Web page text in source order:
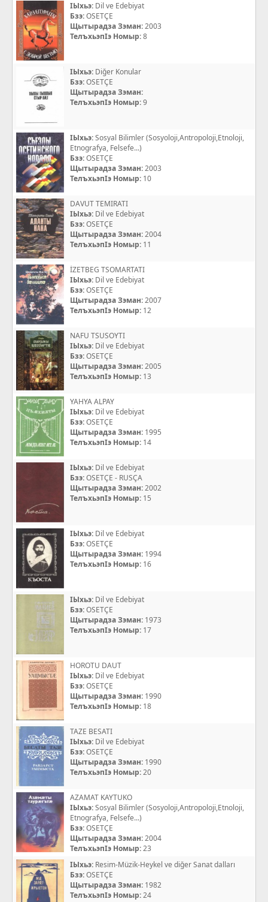
IЫхьэ: Dil ve Edebiyat
Бзэ:OSETÇE
Щытырадза Зэман:2003
ТелъхьэпIэ Номыр:8
IЫхьэ: Diğer Konular
Бзэ:OSETÇE
Щытырадза Зэман:
ТелъхьэпIэ Номыр:9
IЫхьэ:Sosyal Bilimler (Sosyoloji,Antropoloji,Etnoloji,
Etnografya, Felsefe...)
Бзэ:OSETÇE
Щытырадза Зэман:2003
ТелъхьэпIэ Номыр: 10
DAVUT TEMIRATI
IЫхьэ: Dil ve Edebiyat
Бзэ:OSETÇE
Щытырадза Зэман:2004
ТелъхьэпIэ Номыр: 11
İZETBEG TSOMARTATI
IЫхьэ: Dil ve Edebiyat
Бзэ:OSETÇE
Щытырадза Зэман:2007
ТелъхьэпIэ Номыр: 12
NAFU TSUSOYTI
IЫхьэ: Dil ve Edebiyat
Бзэ:OSETÇE
Щытырадза Зэман:2005
ТелъхьэпIэ Номыр: 13
YAHYA ALPAY
IЫхьэ: Dil ve Edebiyat
Бзэ:OSETÇE
Щытырадза Зэман: 1995
ТелъхьэпIэ Номыр: 14
IЫхьэ: Dil ve Edebiyat
Бзэ:OSETÇE - RUSÇA
Щытырадза Зэман:2002
ТелъхьэпIэ Номыр: 15
IЫхьэ: Dil ve Edebiyat
Бзэ:OSETÇE
Щытырадза Зэман: 1994
ТелъхьэпIэ Номыр: 16
IЫхьэ: Dil ve Edebiyat
Бзэ:OSETÇE
Щытырадза Зэман: 1973
ТелъхьэпIэ Номыр: 17
HOROTU DAUT
IЫхьэ: Dil ve Edebiyat
Бзэ:OSETÇE
Щытырадза Зэман: 1990
ТелъхьэпIэ Номыр: 18
TAZE BESATI
IЫхьэ: Dil ve Edebiyat
Бзэ:OSETÇE
Щытырадза Зэман: 1990
ТелъхьэпIэ Номыр:20
AZAMAT KAYTUKO
IЫхьэ:Sosyal Bilimler (Sosyoloji,Antropoloji,Etnoloji,
Etnografya, Felsefe...)
Бзэ:OSETÇE
Щытырадза Зэман:2004
ТелъхьэпIэ Номыр:23
IЫхьэ: Resim-Müzik-Heykel ve diğer Sanat dalları
Бзэ:OSETÇE
Щытырадза Зэман: 1982
ТелъхьэпIэ Номыр:24